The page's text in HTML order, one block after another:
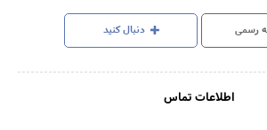
رسمی دنبال کنید
اطلاعات تماس